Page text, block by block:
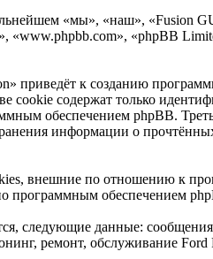
«мы», «наш», «Fusion
«www.phpbb.com», «phpBB
приведёт к созданию
содержат только
обеспечением phpBB.
информации о
внешние по отношению к
программным обеспечением
следующие данные:
ремонт, обслуживание Ford